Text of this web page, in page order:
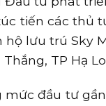
tiến các thủ
hộ lưu trú Sky
TP Hạ
mức đầu tư